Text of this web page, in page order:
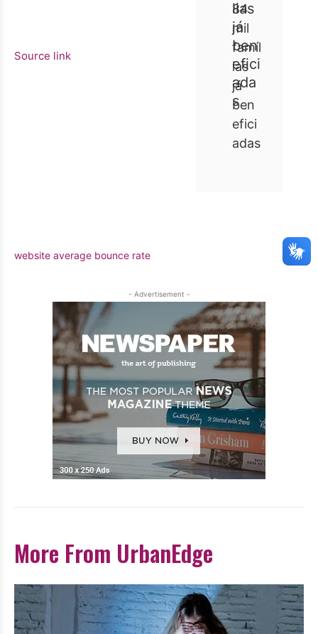
84
mil
famíl
ias
já
ben
efici
adas
Source link
website average bounce rate
- Advertisement -
More From UrbanEdge